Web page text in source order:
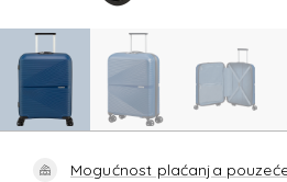
Mogućnost plaćanja